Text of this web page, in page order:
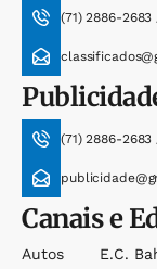
(71) 2886-
(71) 2886-
Canais e
Autos
E.c.